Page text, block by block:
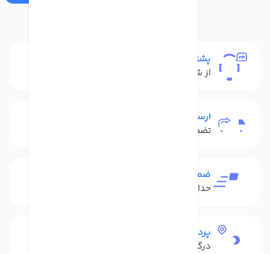
پشتیبانی
از شنبه تا پنج شنبه
ارسال به سراسر کشور
تضمین بهترین قیمت
ضمانت بازگشت کالا
حداکثر 48 ساعت بعداز تحویل
پرداخت امن
درگاه بانکی شاپرک